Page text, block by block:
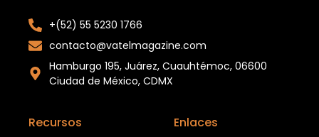
+(52) 55 5230 1766
contacto@vatelmagazine.com
Hamburgo 195, Juárez, Cuauhtémoc, 06600
Ciudad de México, CDMX
Recursos Enlaces